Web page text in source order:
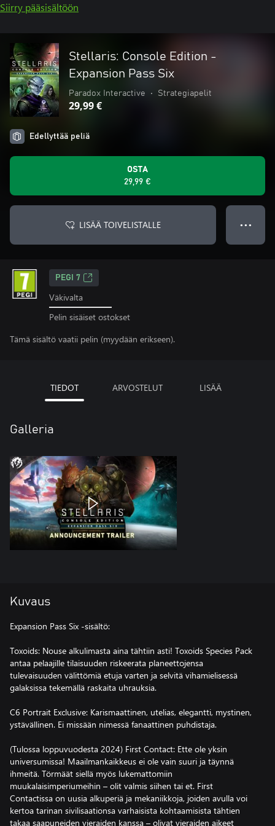
Siirry pääsisältöön
Stellaris: Console Edition -
Expansion Pass Six
Paradox Interactive • Strategiapelit
29,99 €
Edellyttää peliä
OSTA
29,99 €
LISÄÄ TOIVELISTALLE ● ● ●
PEGI 7
Väkivalta
Pelin sisäiset ostokset
Tämä sisältö vaatii pelin (myydään erikseen).
TIEDOT ARVOSTELUT LISÄÄ
Galleria
Kuvaus
Expansion Pass Six -sisältö:
Toxoids: Nouse alkulimasta aina tähtiin asti! Toxoids Species Pack
antaa pelaajille tilaisuuden riskeerata planeettojensa
tulevaisuuden välittömiä etuja varten ja selvitä vihamielisessä
galaksissa tekemällä raskaita uhrauksia.
C6 Portrait Exclusive: Karismaattinen, utelias, elegantti, mystinen,
ystävällinen. Ei missään nimessä fanaattinen puhdistaja.
(Tulossa loppuvuodesta 2024) First Contact: Ette ole yksin
universumissa! Maailmankaikkeus ei ole vain suuri ja täynnä
ihmeitä. Törmäät siellä myös lukemattomiin
muukalaisimperiumeihin – olit valmis siihen tai et. First
Contactissa on uusia alkuperiä ja mekaniikkoja, joiden avulla voi
kertoa tarinan sivilisaationsa varhaisista kohtaamisista tähtien
takaa saapuneiden vieraiden kanssa – olivat vieraiden aikeet